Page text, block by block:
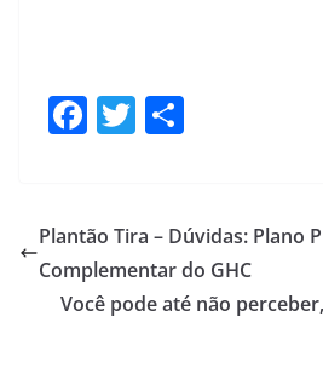
F
b
o
o
T
er e
Plantão Tira – Dúvidas: Plano
Complementar do GHC
Você pode até não